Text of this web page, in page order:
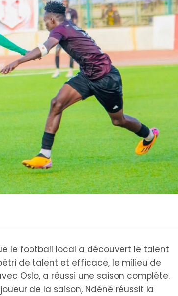
le football local a découvert le talent
de talent et efficace, le milieu de
Oslo, a réussi une saison complète.
de la saison, Ndéné réussit la